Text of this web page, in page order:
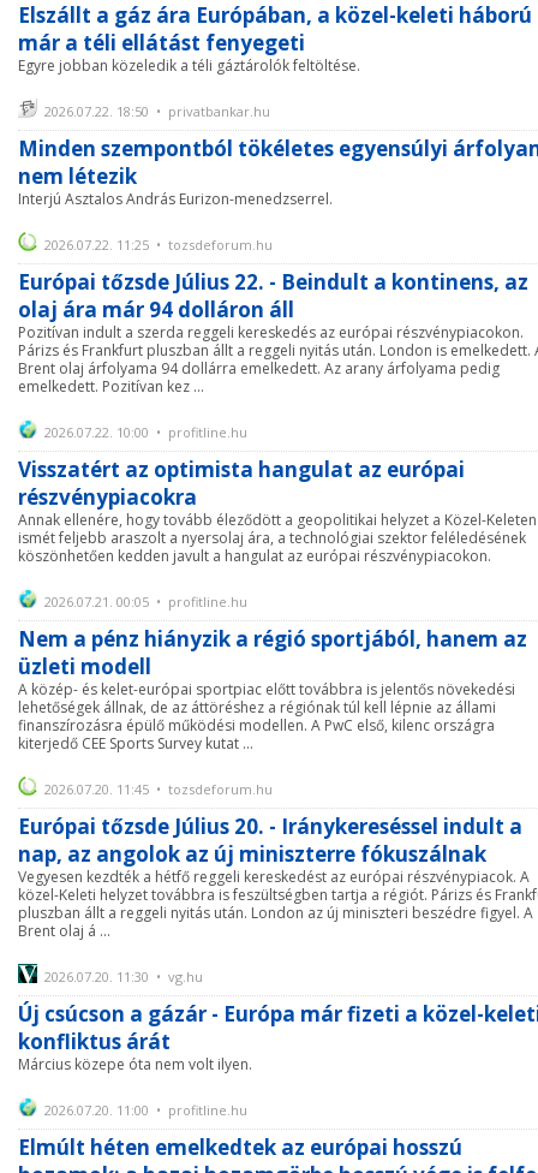
Elszállt a gáz ára Európában, a közel-keleti háború
már a téli ellátást fenyegeti
Egyre jobban közeledik a téli gáztárolók feltöltése.
2026.07.22. 18:50 • privatbankar.hu
Minden szempontból tökéletes egyensúlyi
nem létezik
Interjú Asztalos András Eurizon-menedzserrel.
2026.07.22. 11:25 • tozsdeforum.hu
Európai tőzsde Július 22. - Beindult a kontinens, az
olaj ára már 94 dolláron áll
Pozitívan indult a szerda reggeli kereskedés az európai részvénypiacokon.
Párizs és Frankfurt pluszban állt a reggeli nyitás után. London is emelkedett.
Brent olaj árfolyama 94 dollárra emelkedett. Az arany árfolyama pedig
emelkedett. Pozitívan kez ...
2026.07.22. 10:00 • profitline.hu
Visszatért az optimista hangulat az európai
részvénypiacokra
Annak ellenére, hogy tovább éleződött a geopolitikai helyzet a Közel-
ismét feljebb araszolt a nyersolaj ára, a technológiai szektor feléledésének
köszönhetően kedden javult a hangulat az európai részvénypiacokon.
2026.07.21. 00:05 • profitline.hu
Nem a pénz hiányzik a régió sportjából, hanem az
üzleti modell
A közép- és kelet-európai sportpiac előtt továbbra is jelentős növekedési
lehetőségek állnak, de az áttöréshez a régiónak túl kell lépnie az állami
finanszírozásra épülő működési modellen. A PwC első, kilenc országra
kiterjedő CEE Sports Survey kutat ...
2026.07.20. 11:45 • tozsdeforum.hu
Európai tőzsde Július 20. - Iránykereséssel indult a
nap, az angolok az új miniszterre fókuszálnak
Vegyesen kezdték a hétfő reggeli kereskedést az európai részvénypiacok. A
közel-Keleti helyzet továbbra is feszültségben tartja a régiót. Párizs és
pluszban állt a reggeli nyitás után. London az új miniszteri beszédre figyel. A
Brent olaj á ...
2026.07.20. 11:30 • vg.hu
Új csúcson a gázár - Európa már fizeti a közel-
konfliktus árát
Március közepe óta nem volt ilyen.
2026.07.20. 11:00 • profitline.hu
Elmúlt héten emelkedtek az európai hosszú